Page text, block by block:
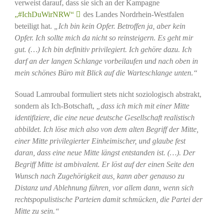
verweist darauf, dass sie sich an der Kampagne
„#IchDuWirNRW“
des Landes Nordrhein-Westfalen
beteiligt hat.
„Ich bin kein Opfer. Betroffen ja, aber kein
Opfer. Ich sollte mich da nicht so reinsteigern. Es geht mir
gut. (…) Ich bin definitiv privilegiert. Ich gehöre dazu. Ich
darf an der langen Schlange vorbeilaufen und nach oben in
mein schönes Büro mit Blick auf die Warteschlange unten.“
Souad Lamroubal formuliert stets nicht soziologisch abstrakt,
sondern als Ich-Botschaft,
„dass ich mich mit einer Mitte
identifiziere, die eine neue deutsche Gesellschaft realistisch
abbildet. Ich löse mich also von dem alten Begriff der Mitte,
einer Mitte privilegierter Einheimischer, und glaube fest
daran, dass eine neue Mitte längst entstanden ist. (…). Der
Begriff Mitte ist ambivalent. Er löst auf der einen Seite den
Wunsch nach Zugehörigkeit aus, kann aber genauso zu
Distanz und Ablehnung führen, vor allem dann, wenn sich
rechtspopulistische Parteien damit schmücken, die Partei der
Mitte zu sein.“